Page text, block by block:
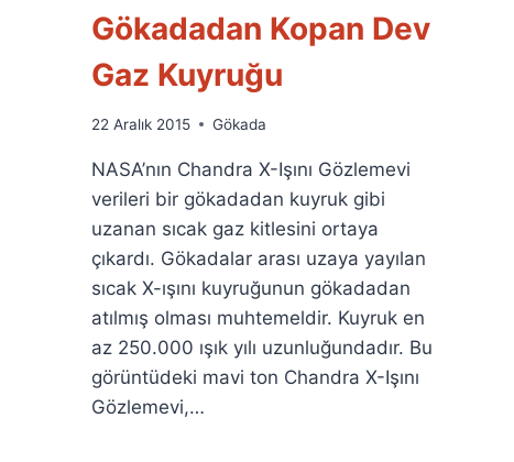
Gökadadan Kopan Dev
Gaz Kuyruğu
By
Fuat
Özyar
22 Aralık 2015 Gökada
NASA’nın Chandra X-Işını Gözlemevi
verileri bir gökadadan kuyruk gibi
uzanan sıcak gaz kitlesini ortaya
çıkardı. Gökadalar arası uzaya yayılan
sıcak X-ışını kuyruğunun gökadadan
atılmış olması muhtemeldir. Kuyruk en
az 250.000 ışık yılı uzunluğundadır. Bu
görüntüdeki mavi ton Chandra X-Işını
Gözlemevi,…